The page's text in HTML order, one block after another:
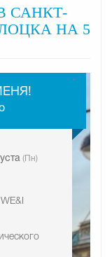
САНКТ-
НА 5
(Пн)
-